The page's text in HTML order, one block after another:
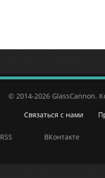
© 2014-2026 GlassCannon.
Связаться с нами
RSS ВКонтакте